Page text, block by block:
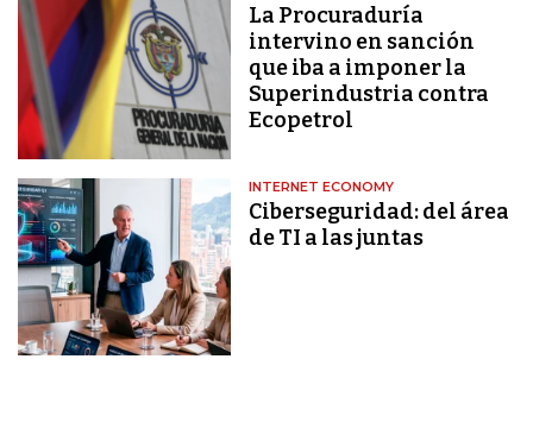
La Procuraduría
intervino en sanción
que iba a imponer la
Superindustria contra
Ecopetrol
INTERNET ECONOMY
Ciberseguridad: del área
de TI a las juntas